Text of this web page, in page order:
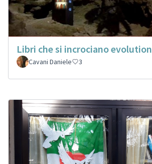
Libri che si incrociano evolution
Cavani Daniele
3